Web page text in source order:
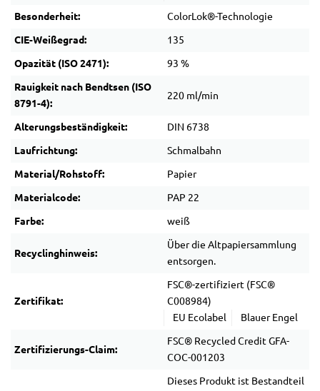
Besonderheit: ColorLok®-Technologie
CIE-Weißegrad: 135
Opazität (ISO 2471): 93 %
Rauigkeit nach Bendtsen (ISO
8791-4):
220 ml/min
Alterungsbeständigkeit: DIN 6738
Laufrichtung: Schmalbahn
Material/Rohstoff: Papier
Materialcode: PAP 22
Farbe: weiß
Recyclinghinweis:
Über die Altpapiersammlung
entsorgen.
Zertifikat:
FSC®-zertifiziert (FSC®
C008984)
EU Ecolabel
Blauer Engel
Zertifizierungs-Claim:
FSC® Recycled Credit GFA-
COC-001203
Dieses Produkt ist Bestandteil